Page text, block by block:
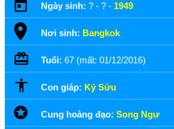
Ngày sinh: ? - ? - 1949
Nơi sinh: Bangkok
Tuổi: 67 (mất: 01/12/2016)
Con giáp: Kỷ Sửu
Cung hoàng đạo: Song Ngư